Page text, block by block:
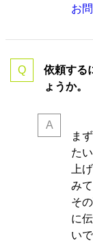
お
依頼する
ょうか。
ま
た
上
み
そ
に
いで